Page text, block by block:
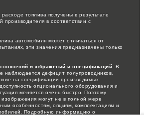
топлива получены в результате
производителя в соответствии с
автомобиля может отличаться от
эти значения предназначены только
изображений и спецификаций. В
наблюдается дефицит полупроводников,
на спецификации производимых
опционального оборудования и
меняется очень быстро. Поэтому
могут не в полной мере
особенностям, опциям, комплектациям и
Подробную информацию о